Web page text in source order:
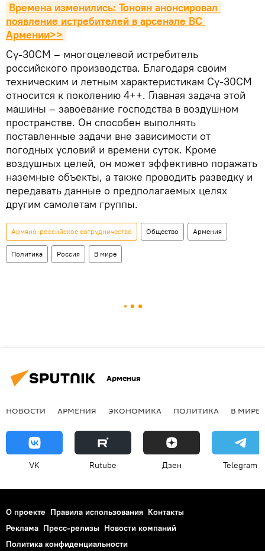
Времена изменились: Тоноян анонсировал
появление истребителей в арсенале ВС
Армении>>
Су-30СМ – многоцелевой истребитель
российского производства. Благодаря своим
техническим и летным характеристикам Су-30СМ
относится к поколению 4++. Главная задача этой
машины – завоевание господства в воздушном
пространстве. Он способен выполнять
поставленные задачи вне зависимости от
погодных условий и времени суток. Кроме
воздушных целей, он может эффективно поражать
наземные объекты, а также проводить разведку и
передавать данные о предполагаемых целях
другим самолетам группы.
Армяно-российское сотрудничество Общество Армения
Политика Россия В мире
Армения
НОВОСТИ АРМЕНИЯ ЭКОНОМИКА ПОЛИТИКА В МИРЕ
VK Rutube Дзен Telegram
О проекте Правила использования Контакты
Реклама Пресс-релизы Новости компаний
Политика конфиденциальности